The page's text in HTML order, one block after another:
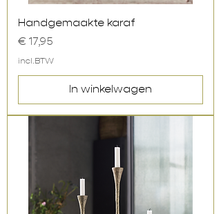
Handgemaakte karaf
Prijs
€ 17,95
incl.BTW
In winkelwagen